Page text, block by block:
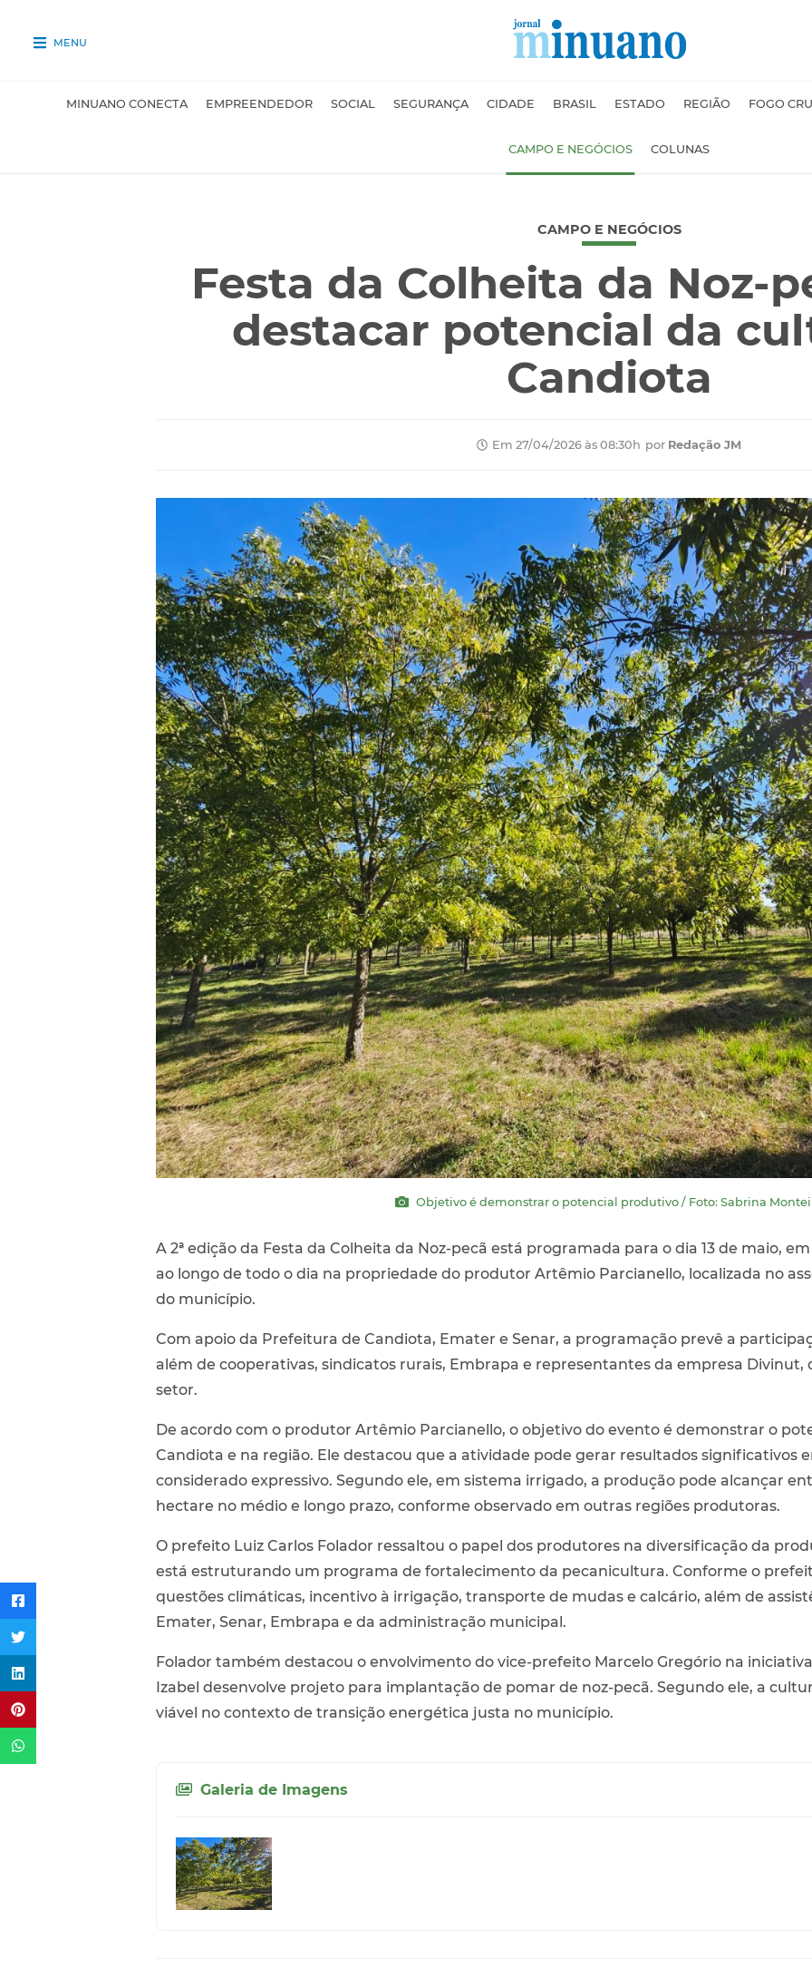
MENU
MINUANO CONECTA EMPREENDEDOR SOCIAL SEGURANÇA CIDADE BRASIL ESTADO REGIÃO FOGO
CAMPO E NEGÓCIOS COLUNAS
CAMPO E NEGÓCIOS
Festa da Colheita da Noz-
destacar potencial da
Candiota
Em 27/04/2026 às 08:30h por Redação JM
Objetivo é demonstrar o potencial produtivo / Foto: Sabrina
A 2ª edição da Festa da Colheita da Noz-pecã está programada para o dia 13 de maio,
ao longo de todo o dia na propriedade do produtor Artêmio Parcianello, localizada no
do município.
Com apoio da Prefeitura de Candiota, Emater e Senar, a programação prevê a
além de cooperativas, sindicatos rurais, Embrapa e representantes da empresa Divinut,
setor.
De acordo com o produtor Artêmio Parcianello, o objetivo do evento é demonstrar o
Candiota e na região. Ele destacou que a atividade pode gerar resultados significativos
considerado expressivo. Segundo ele, em sistema irrigado, a produção pode alcançar
hectare no médio e longo prazo, conforme observado em outras regiões produtoras.
O prefeito Luiz Carlos Folador ressaltou o papel dos produtores na diversificação da
está estruturando um programa de fortalecimento da pecanicultura. Conforme o
questões climáticas, incentivo à irrigação, transporte de mudas e calcário, além de
Emater, Senar, Embrapa e da administração municipal.
Folador também destacou o envolvimento do vice-prefeito Marcelo Gregório na
Izabel desenvolve projeto para implantação de pomar de noz-pecã. Segundo ele, a
viável no contexto de transição energética justa no município.
Galeria de Imagens